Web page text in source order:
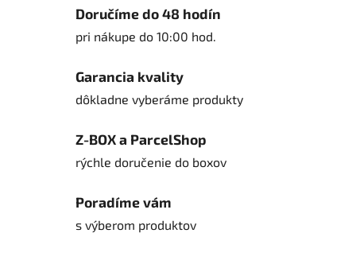
Doručíme do 48 hodín
pri nákupe do 10:00 hod.
Garancia kvality
dôkladne vyberáme produkty
Z-BOX a ParcelShop
rýchle doručenie do boxov
Poradíme vám
s výberom produktov